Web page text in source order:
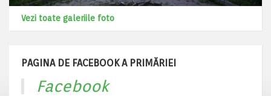
Vezi toate galeriile foto
PAGINA DE FACEBOOK A PRIMĂRIEI
Facebook